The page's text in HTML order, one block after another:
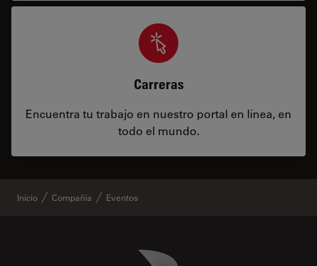
Carreras
Encuentra tu trabajo en nuestro portal en línea, en
todo el mundo.
Inicio Compañía Eventos
Danaher Logo